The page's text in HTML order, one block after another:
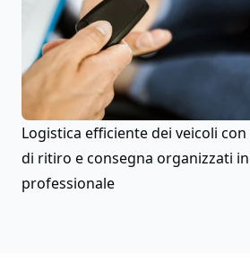
Logistica efficiente dei veicoli con
di ritiro e consegna organizzati
professionale